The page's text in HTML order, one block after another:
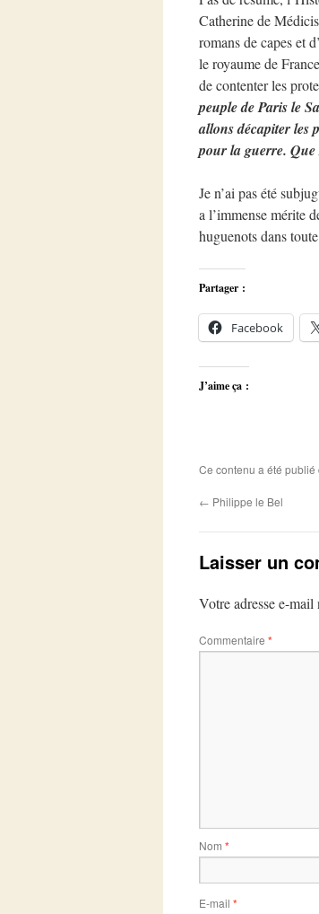
Catherine de
romans de capes et
le royaume de
de contenter les
peuple de Paris le
allons décapiter les
pour la guerre.
Je n’ai pas été
a l’immense mérite
huguenots dans
Partager :
Facebook
J’aime ça :
Ce contenu a été publié
← Philippe le Bel
Laisser un
Votre adresse e-mail
Commentaire *
Nom *
E-mail *